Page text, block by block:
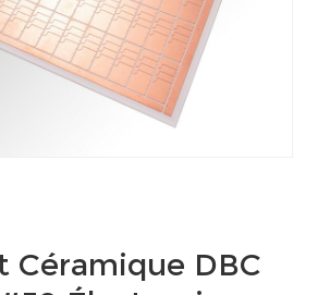
Céramique DBC